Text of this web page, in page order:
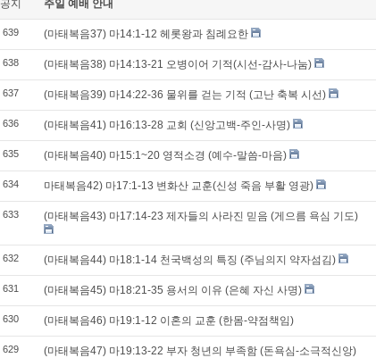
공지 주일 예배 안내
639 (마태복음37) 마14:1-12 헤롯왕과 침례요한
638 (마태복음38) 마14:13-21 오병이어 기적(시선-감사-나눔)
637 (마태복음39) 마14:22-36 물위를 걷는 기적 (고난 축복 시선)
636 (마태복음41) 마16:13-28 교회 (신앙고백-주인-사명)
635 (마태복음40) 마15:1~20 영적소경 (예수-말씀-마음)
634 마태복음42) 마17:1-13 변화산 교훈(신성 죽음 부활 영광)
633 (마태복음43) 마17:14-23 제자들의 사라진 믿음 (게으름 욕심 기도)
632 (마태복음44) 마18:1-14 천국백성의 특징 (주님의지 약자섬김)
631 (마태복음45) 마18:21-35 용서의 이유 (은혜 자신 사명)
630 (마태복음46) 마19:1-12 이혼의 교훈 (한몸-약점책임)
629
(마태복음47) 마19:13-22 부자 청년의 부족함 (돈욕심-소극적신앙)